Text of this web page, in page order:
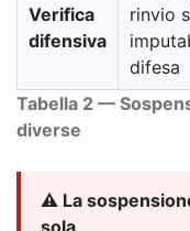
Tabella 2 —
diverse
Verifica
difensiva
rinvio
difesa
⚠️ La
sola